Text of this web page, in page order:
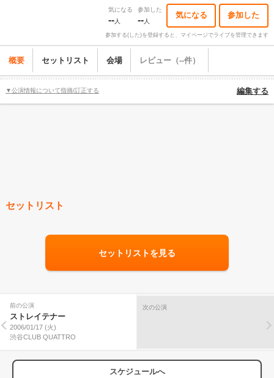
気になる
--人
参加した
--人
気になる 参加した
参加する(した)を登録すると、マイページでライブを管理できます
概要 セットリスト 会場 レビュー（--件）
▼公演情報について指摘/訂正する 編集する
セットリスト
セットリストを見る
前の公演
ストレイテナー
2006/01/17 (火)
渋谷CLUB QUATTRO
次の公演
スケジュールへ